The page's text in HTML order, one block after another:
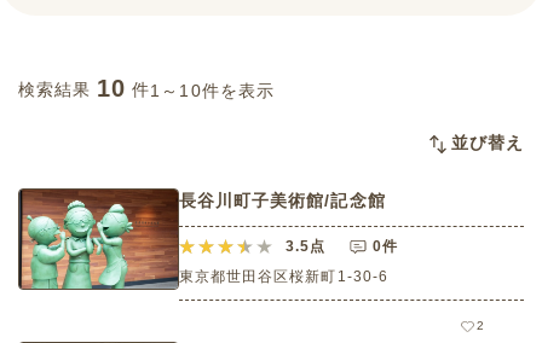
検索結果 10 件1～10件を表示
並び替え
長谷川町子美術館/記念館
3.5点
0件
東京都世田谷区桜新町1-30-6
2